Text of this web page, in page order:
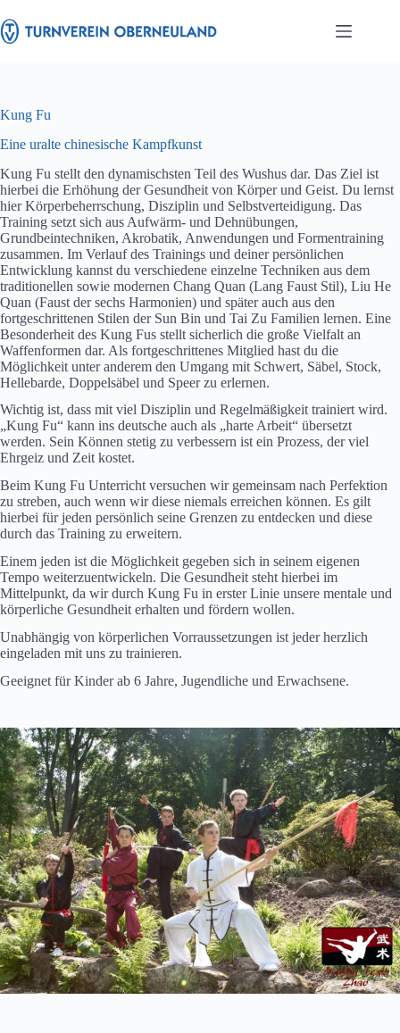
Inhalt
springen
Kung Fu
Eine uralte chinesische Kampfkunst
Kung Fu stellt den dynamischsten Teil des Wushus dar. Das Ziel ist
hierbei die Erhöhung der Gesundheit von Körper und Geist. Du lernst
hier Körperbeherrschung, Disziplin und Selbstverteidigung. Das
Training setzt sich aus Aufwärm- und Dehnübungen,
Grundbeintechniken, Akrobatik, Anwendungen und Formentraining
zusammen. Im Verlauf des Trainings und deiner persönlichen
Entwicklung kannst du verschiedene einzelne Techniken aus dem
traditionellen sowie modernen Chang Quan (Lang Faust Stil), Liu He
Quan (Faust der sechs Harmonien) und später auch aus den
fortgeschrittenen Stilen der Sun Bin und Tai Zu Familien lernen. Eine
Besonderheit des Kung Fus stellt sicherlich die große Vielfalt an
Waffenformen dar. Als fortgeschrittenes Mitglied hast du die
Möglichkeit unter anderem den Umgang mit Schwert, Säbel, Stock,
Hellebarde, Doppelsäbel und Speer zu erlernen.
Wichtig ist, dass mit viel Disziplin und Regelmäßigkeit trainiert wird.
„Kung Fu“ kann ins deutsche auch als „harte Arbeit“ übersetzt
werden. Sein Können stetig zu verbessern ist ein Prozess, der viel
Ehrgeiz und Zeit kostet.
Beim Kung Fu Unterricht versuchen wir gemeinsam nach Perfektion
zu streben, auch wenn wir diese niemals erreichen können. Es gilt
hierbei für jeden persönlich seine Grenzen zu entdecken und diese
durch das Training zu erweitern.
Einem jeden ist die Möglichkeit gegeben sich in seinem eigenen
Tempo weiterzuentwickeln. Die Gesundheit steht hierbei im
Mittelpunkt, da wir durch Kung Fu in erster Linie unsere mentale und
körperliche Gesundheit erhalten und fördern wollen.
Unabhängig von körperlichen Vorraussetzungen ist jeder herzlich
eingeladen mit uns zu trainieren.
Geeignet für Kinder ab 6 Jahre, Jugendliche und Erwachsene.